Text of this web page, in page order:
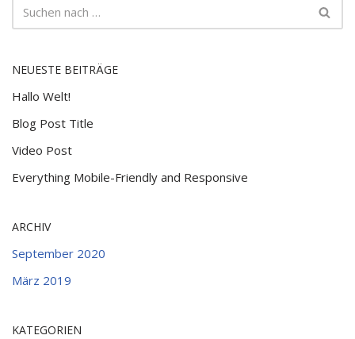
NEUESTE BEITRÄGE
Hallo Welt!
Blog Post Title
Video Post
Everything Mobile-Friendly and Responsive
ARCHIV
September 2020
März 2019
KATEGORIEN